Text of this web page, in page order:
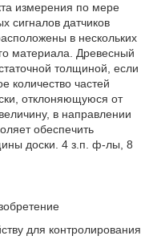
измерения по мере
сигналов датчиков
в нескольких
материала. Древесный
толщиной, если
количество частей
отклоняющуюся от
в направлении
обеспечить
доски. 4 з.п. ф-лы, 8
для контролирования